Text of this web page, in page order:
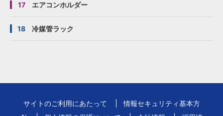
17 エアコンホルダー
18 冷媒管ラック
サイトのご利用にあたって
情報セキュリティ基本方